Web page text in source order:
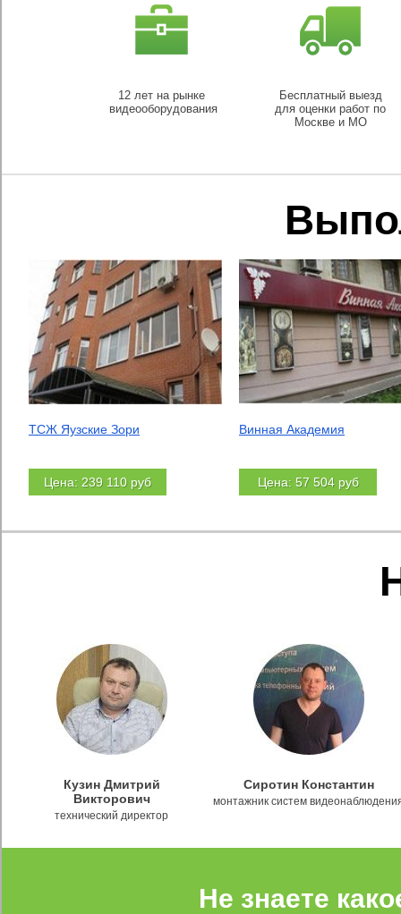
12 лет на рынке
видеооборудования
Бесплатный выезд
для оценки работ по
Москве и МО
ТСЖ Яузские Зори
Цена: 239 110 руб
Винная Академия
Цена: 57 504 руб
Кузин Дмитрий
Викторович
технический директор
Сиротин Константин
монтажник систем
Не знаете